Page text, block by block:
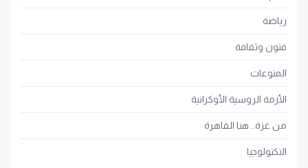
رياضة
فنون وثقافة
المنوعات
الأزمة الروسية الأوكرانية
من غزة.. هنا القاهرة
التكنولوجيا